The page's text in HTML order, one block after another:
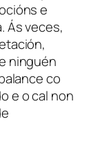
e
Ás veces,
ninguén
co
e o cal non